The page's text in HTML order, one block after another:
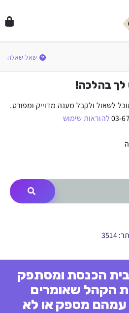
שאל שאלה
בהלכה!
לשאול ולקבל מענה מדוייק ומפורט.
להוראות שימוש
הכנסת ומסתפק
הקהל שאומרים
עמהם מספק או לא